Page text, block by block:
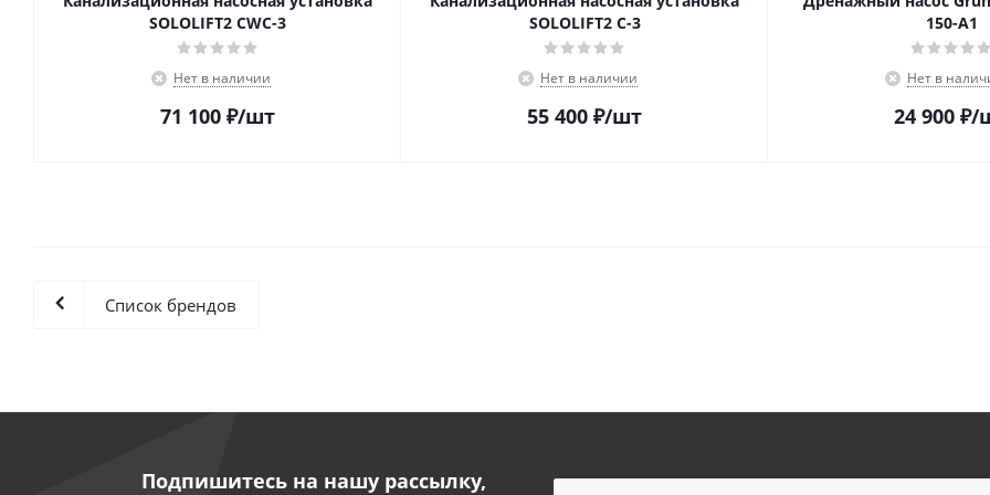
SOLOLIFT2 CWC-3
Нет в наличии
71 100 ₽/шт
SOLOLIFT2 C-3
Нет в наличии
55 400 ₽/шт
150-A1
Нет в
24 900 ₽/
Список брендов
Подпишитесь на нашу рассылку,